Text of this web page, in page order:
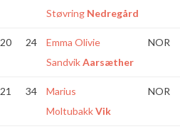
Støvring Nedregård
20 24
Emma Olivie
SandvikAarsæther
NOR
21 34
Marius
MoltubakkVik
NOR